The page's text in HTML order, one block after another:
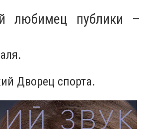
любимец публики –
Дворец спорта.